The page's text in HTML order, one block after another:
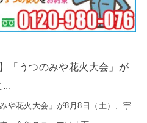
「うつのみや花火大会」が
...
みや花火大会」が8月8日（土）、宇